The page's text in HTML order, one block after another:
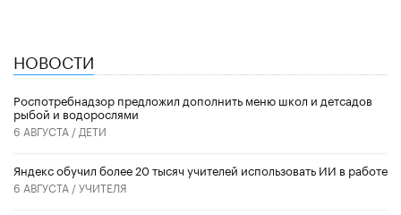
НОВОСТИ
Роспотребнадзор предложил дополнить меню школ и детсадов
рыбой и водорослями
6 АВГУСТА / ДЕТИ
​Яндекс обучил более 20 тысяч учителей использовать ИИ в работе
6 АВГУСТА /УЧИТЕЛЯ